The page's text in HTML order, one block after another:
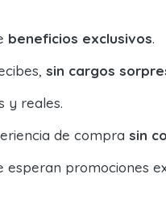
beneficios exclusivos.
sin cargos
y reales.
de compra sin
promociones